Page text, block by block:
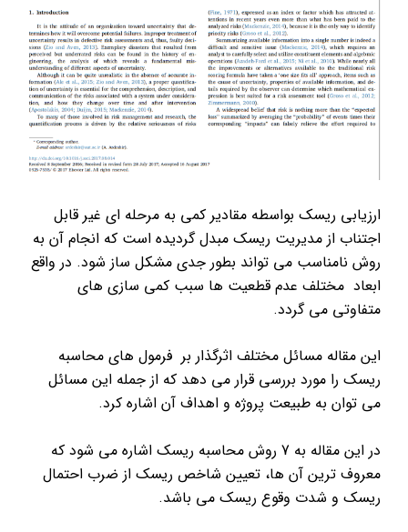
ارزیابی ریسک بواسطه مقادیر کمی به مرحله ای غیر قابل
اجتناب از مدیریت ریسک مبدل گردیده است که انجام آن به
روش نامناسب می تواند بطور جدی مشکل ساز شود. در واقع
ابعاد مختلف عدم قطعیت ها سبب کمی سازی های
متفاوتی می گردد.
این مقاله مسائل مختلف اثرگذار بر فرمول های محاسبه
ریسک را مورد بررسی قرار می دهد که از جمله این مسائل
می توان به طبیعت پروژه و اهداف آن اشاره کرد.
در این مقاله به 7 روش محاسبه ریسک اشاره می شود که
معروف ترین آن ها، تعیین شاخص ریسک از ضرب احتمال
ریسک و شدت وقوع ریسک می باشد.